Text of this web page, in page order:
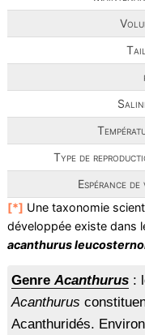
Type de
Espérance de
[*] Une taxonomie
développée existe dans
acanthurus
GenreAcanthurus:
Acanthurus
Acanthuridés.